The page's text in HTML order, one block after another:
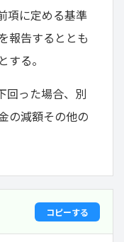
項に定める基準
報告するととも
する。
回った場合、別
の減額その他の
コピーする